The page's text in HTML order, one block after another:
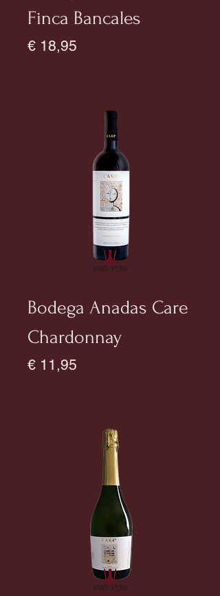
Finca Bancales
Prijs
€ 18,95
Bodega Anadas Care
Chardonnay
Prijs
€ 11,95